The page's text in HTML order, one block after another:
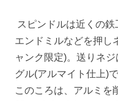
スピンドルは近くの鉄
エンドミルなどを押し
ャンク限定)。送りネ
グル(アルマイト仕上)
このころは、アルミを